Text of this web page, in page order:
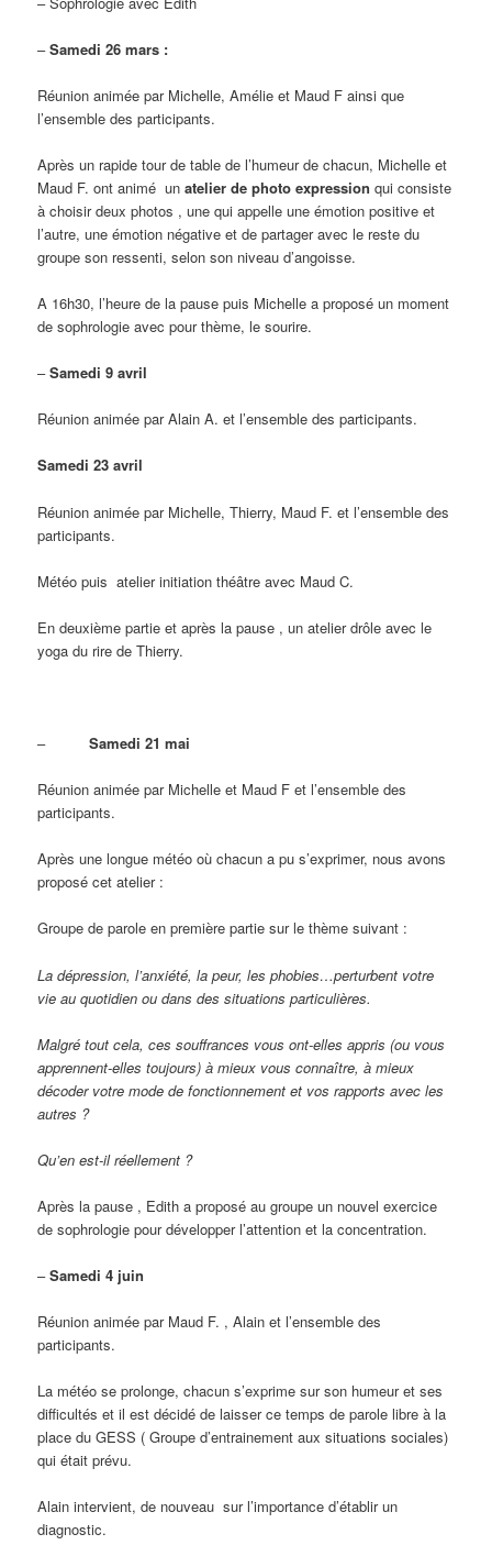
–Samedi 26 mars :
Réunion animée par Michelle, Amélie et Maud F ainsi que
l’ensemble des participants.
Après un rapide tour de table de l’humeur de chacun, Michelle et
Maud F. ont animé unatelier de photo expression qui consiste
à choisir deux photos , une qui appelle une émotion positive et
l’autre, une émotion négative et de partager avec le reste du
groupe son ressenti, selon son niveau d’angoisse.
A 16h30, l’heure de la pause puis Michelle a proposé un moment
de sophrologie avec pour thème, le sourire.
–Samedi 9 avril
Réunion animée par Alain A. et l’ensemble des participants.
Samedi 23 avril
Réunion animée par Michelle, Thierry, Maud F. et l’ensemble des
participants.
Météo puis atelier initiation théâtre avec Maud C.
En deuxième partie et après la pause , un atelier drôle avec le
yoga du rire de Thierry.
–Samedi 21 mai
Réunion animée par Michelle et Maud F et l’ensemble des
participants.
Après une longue météo où chacun a pu s’exprimer, nous avons
proposé cet atelier :
Groupe de parole en première partie sur le thème suivant :
La dépression, l’anxiété, la peur, les phobies…perturbent votre
vie au quotidien ou dans des situations particulières.
Malgré tout cela, ces souffrances vous ont-elles appris (ou vous
apprennent-elles toujours) à mieux vous connaître, à mieux
décoder votre mode de fonctionnement et vos rapports avec les
autres ?
Qu’en est-il réellement ?
Après la pause , Edith a proposé au groupe un nouvel exercice
de sophrologie pour développer l’attention et la concentration.
–Samedi 4 juin
Réunion animée par Maud F. , Alain et l’ensemble des
participants.
La météo se prolonge, chacun s’exprime sur son humeur et ses
difficultés et il est décidé de laisser ce temps de parole libre à la
place du GESS ( Groupe d’entrainement aux situations sociales)
qui était prévu.
Alain intervient, de nouveau sur l’importance d’établir un
diagnostic.